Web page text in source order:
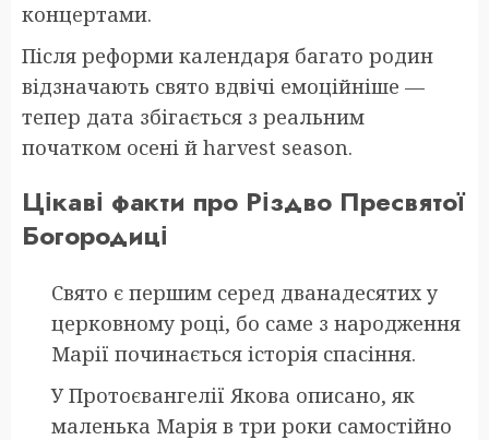
концертами.
Після реформи календаря багато родин
відзначають свято вдвічі емоційніше —
тепер дата збігається з реальним
початком осені й harvest season.
Цікаві факти про Різдво Пресвятої
Богородиці
Свято є першим серед дванадесятих у
церковному році, бо саме з народження
Марії починається історія спасіння.
У Протоєвангелії Якова описано, як
маленька Марія в три роки самостійно